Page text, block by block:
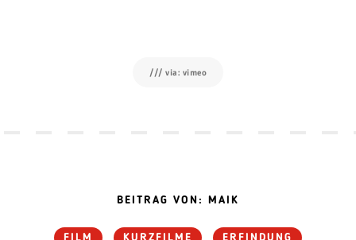
/// via: vimeo
BEITRAG VON: MAIK